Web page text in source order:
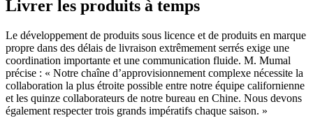
Livrer les produits à temps
Le développement de produits sous licence et de produits en marque
propre dans des délais de livraison extrêmement serrés exige une
coordination importante et une communication fluide. M. Mumal
précise : « Notre chaîne d’approvisionnement complexe nécessite la
collaboration la plus étroite possible entre notre équipe californienne
et les quinze collaborateurs de notre bureau en Chine. Nous devons
également respecter trois grands impératifs chaque saison. »